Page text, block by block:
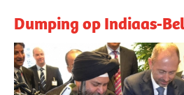
Dumping op Indiaas-